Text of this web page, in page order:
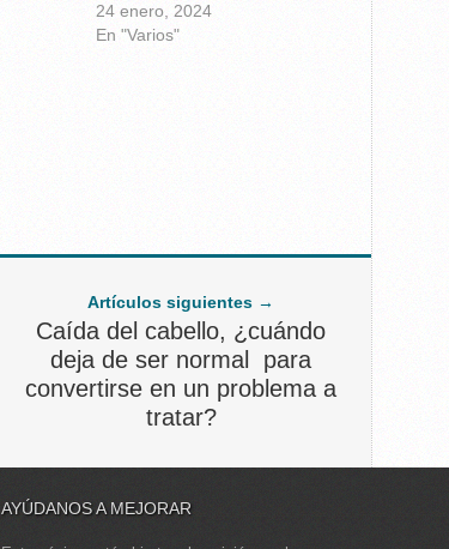
24 enero, 2024
En "Varios"
Artículos siguientes →
Caída del cabello, ¿cuándo
deja de ser normal para
convertirse en un problema a
tratar?
AYÚDANOS A MEJORAR